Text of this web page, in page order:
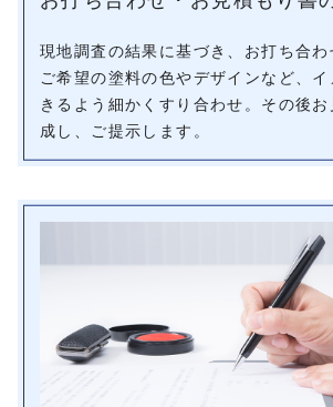
現地調査の結果に基づき、お打ち合わ
ご希望の塗料の色やデザインなど、
きるよう細かくすり合わせ。その後
成し、ご提示します。